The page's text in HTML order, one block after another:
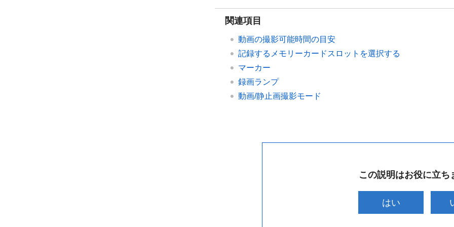
関連項目
動画の撮影可能時間の目安
記録するメモリーカードスロットを選択する
マーカー
録画ランプ
動画/静止画撮影モード
この説明はお役に立ち
はい